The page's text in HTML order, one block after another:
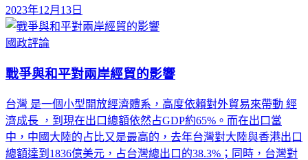
2023年12月13日
國政評論
戰爭與和平對兩岸經貿的影響
台灣 是一個小型開放經濟體系，高度依賴對外貿易來帶動 經
濟成長 ，到現在出口總額依然占GDP約65%。而在出口當
中，中國大陸的占比又是最高的，去年台灣對大陸與香港出口
總額達到1836億美元，占台灣總出口的38.3%；同時，台灣對